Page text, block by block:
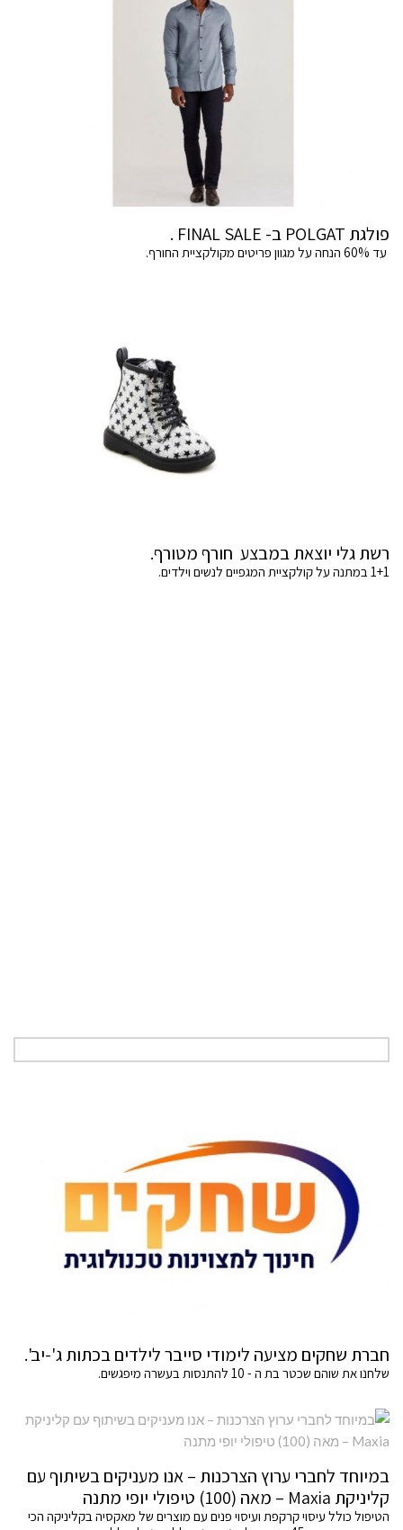
פולגת POLGAT ב- FINAL SALE .
עד 60% הנחה על מגוון פריטים מקולקציית החורף.
רשת גלי יוצאת במבצע חורף מטורף.
1+1 במתנה על קולקציית המגפיים לנשים וילדים.
חברת שחקים מציעה לימודי סייבר לילדים בכתות ג'-יב'.
שלחנו את שוהם שכטר בת ה - 10 להתנסות בעשרה מיפגשים.
במיוחד לחברי ערוץ הצרכנות – אנו מעניקים בשיתוף עם
קליניקת Maxia – מאה (100) טיפולי יופי מתנה
הטיפול כולל עיסוי קרקפת ועיסוי פנים עם מוצרים של מאקסיה בקליניקה הכי